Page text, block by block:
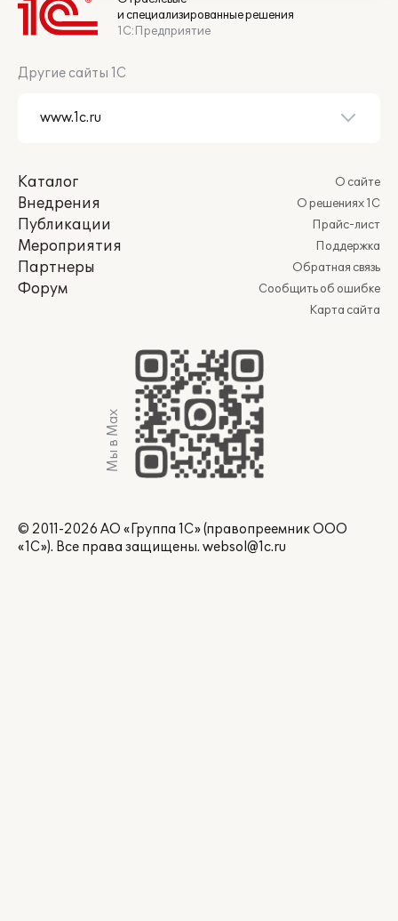
и специализированные решения
1С:Предприятие
Другие сайты 1С
Каталог
Внедрения
Публикации
Мероприятия
Партнеры
Форум
О сайте
О решениях 1С
Прайс-лист
Поддержка
Обратная связь
Сообщить об ошибке
Карта сайта
Мы в Max
© 2011-2026 АО «Группа 1С» (правопреемник ООО
«1С»). Все права защищены. websol@1c.ru